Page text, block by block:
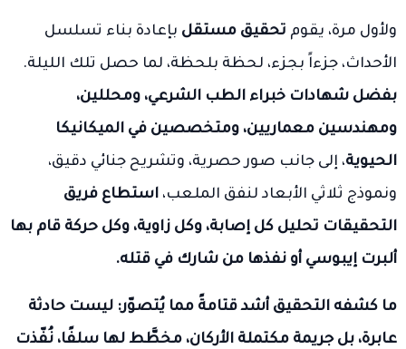
ولأول مرة، يقوم تحقيق مستقل بإعادة بناء تسلسل
الأحداث، جزءاً بجزء، لحظة بلحظة، لما حصل تلك الليلة.
بفضل شهادات خبراء الطب الشرعي، ومحللين،
ومهندسين معماريين، ومتخصصين في الميكانيكا
الحيوية، إلى جانب صور حصرية، وتشريح جنائي دقيق،
ونموذج ثلاثي الأبعاد لنفق الملعب، استطاع فريق
التحقيقات تحليل كل إصابة، وكل زاوية، وكل حركة قام بها
ألبرت إيبوسي أو نفذها من شارك في قتله.
ما كشفه التحقيق أشد قتامةً مما يُتصوّر: ليست حادثة
عابرة، بل جريمة مكتملة الأركان، مخطَّط لها سلفًا، نُفّذت